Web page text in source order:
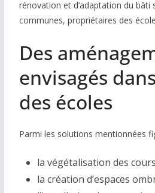
rénovation et d’adaptation du bâti
communes, propriétaires des
Des
envisagés
des écoles
Parmi les solutions mentionnées
la végétalisation des
la création d’espaces